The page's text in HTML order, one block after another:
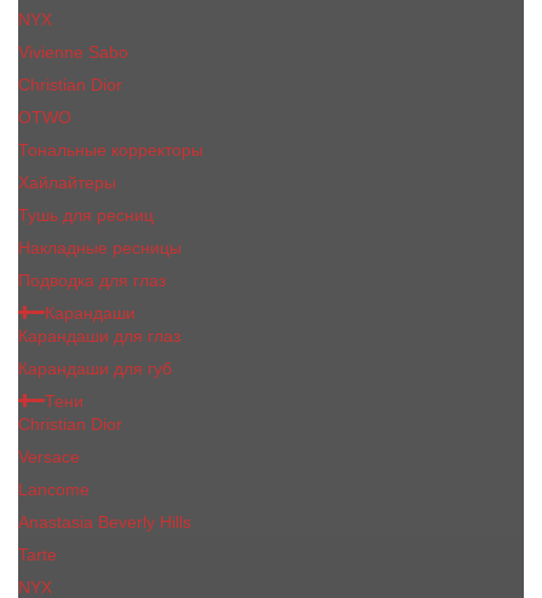
NYX
Vivienne Sabo
Сhristiаn Diоr
OTWO
Тональные корректоры
Хайлайтеры
Тушь для ресниц
Накладные ресницы
Подводка для глаз
Карандаши
Карандаши для глаз
Карандаши для губ
Тени
Christian Dior
Versace
Lancome
Anastasia Beverly Hills
Tarte
NYX